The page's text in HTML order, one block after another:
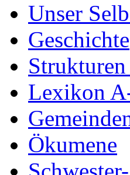
Unser
Geschichte
Lexikon
Ökumene